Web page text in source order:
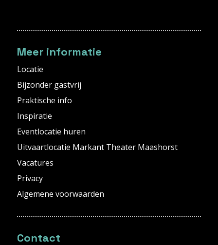
Meer informatie
Locatie
Bijzonder gastvrij
Praktische info
Inspiratie
Eventlocatie huren
Uitvaartlocatie Markant Theater Maashorst
Vacatures
Privacy
Algemene voorwaarden
Contact